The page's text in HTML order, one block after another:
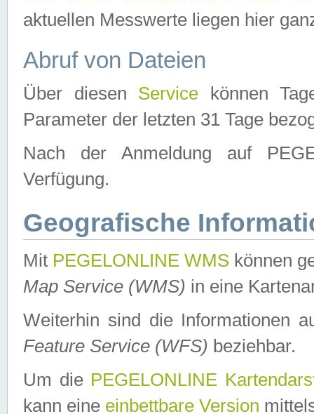
aktuellen Messwerte liegen hier
Abruf von Dateien
Über diesen Service können
Parameter der letzten 31 Tage
Nach der Anmeldung auf
Verfügung.
Geografische
Mit PEGELONLINE WMS können
Map Service (WMS) in eine
Weiterhin sind die Informationen
Feature Service (WFS) beziehbar.
Um die PEGELONLINE
kann eine einbettbare Version